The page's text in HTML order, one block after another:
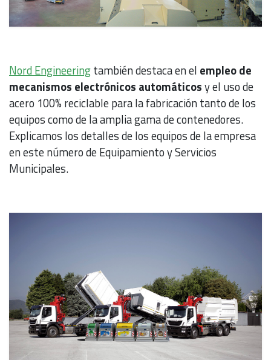
Nord Engineeringtambién destaca en el empleo de
mecanismos electrónicos automáticosy el uso de
acero 100% reciclable para la fabricación tanto de los
equipos como de la amplia gama de contenedores.
Explicamos los detalles de los equipos de la empresa
en este número de Equipamiento y Servicios
Municipales.